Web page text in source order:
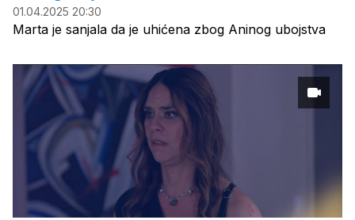
01.04.2025 20:30
Marta je sanjala da je uhićena zbog Aninog ubojstva